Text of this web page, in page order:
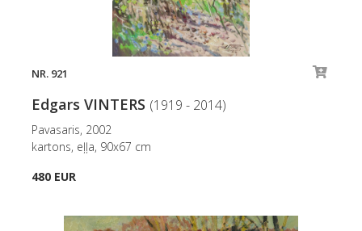
NR. 921
Edgars VINTERS (1919 - 2014)
Pavasaris, 2002
kartons, eļļa, 90x67 cm
480 EUR